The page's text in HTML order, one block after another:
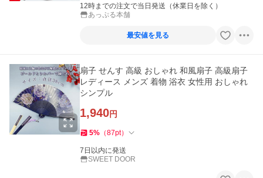
12時までの注文で当日発送（休業日を除く）
あっぷる本舗
最安値を見る
扇子 せんす 高級 おしゃれ 和風扇子 高級扇子
レディース メンズ 着物 浴衣 女性用 おしゃれ
シンプル
1,940円
5% （87pt）
7日以内に発送
SWEET DOOR